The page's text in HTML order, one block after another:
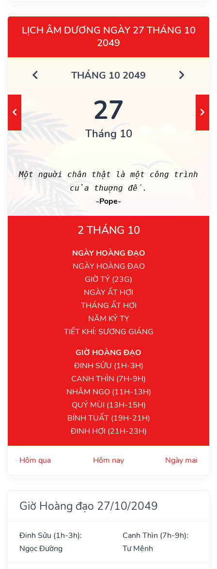
LỊCH ÂM DƯƠNG NGÀY 27 THÁNG 10
2049
THÁNG 10 2049
27
Tháng 10
Một nguời chân thật là một công trình
của thuợng đế.
-Pope-
2 THÁNG 10
NGÀY HOÀNG ĐẠO
NGÀY HOÀNG ĐẠO
GIỜ TÝ (23G)
NGÀY ẤT HỢI
THÁNG ẤT HỢI
NĂM KỶ TỴ
TIẾT KHÍ: SƯƠNG GIÁNG
GIỜ HOÀNG ĐẠO
ĐINH SỬU (1H-3H)
CANH THÌN (7H-9H)
NHÂM NGỌ (11H-13H)
QUÝ MÙI (13H-15H)
BÍNH TUẤT (19H-21H)
ĐINH HỢI (21H-23H)
Hôm qua Hôm nay Ngày mai
Giờ Hoàng đạo 27/10/2049
Đinh Sửu (1h-3h):
Ngọc Đường
Canh Thìn (7h-9h):
Tư Mệnh